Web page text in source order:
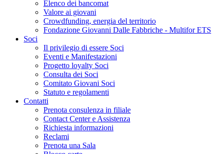
Elenco dei bancomat
Valore ai giovani
Crowdfunding, energia del territorio
Fondazione Giovanni Dalle Fabbriche - Multifor ETS
Soci
Il privilegio di essere Soci
Eventi e Manifestazioni
Progetto loyalty Soci
Consulta dei Soci
Comitato Giovani Soci
Statuto e regolamenti
Contatti
Prenota consulenza in filiale
Contact Center e Assistenza
Richiesta informazioni
Reclami
Prenota una Sala